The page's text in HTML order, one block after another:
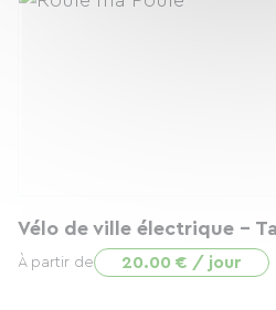
Vélo de ville électrique -
À partir de 20.00 € / jour